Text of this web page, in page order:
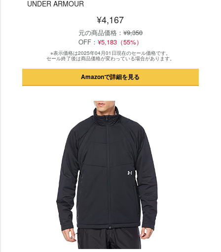
UNDER ARMOUR
¥4,167
元の商品価格： ¥9,350
OFF： ¥5,183（55%）
※表示価格は2025年04月01日現在のセール価格です。
セール終了後は商品価格が変わっている場合があります。
Amazonで詳細を見る